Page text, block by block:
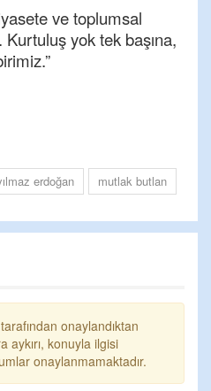
ve toplumsal
Kurtuluş yok tek başına,
erdoğan mutlak butlan
onaylandıktan
aykırı, konuyla ilgisi
onaylanmamaktadır.